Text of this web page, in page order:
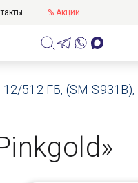
% Акции
512 ГБ, (SM-S931B),